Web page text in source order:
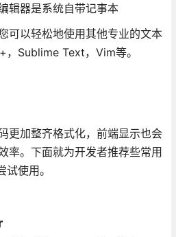
辑器是系统自带记事本
可以轻松地使用其他专业的文本
，Sublime Text，Vim等。
更加整齐格式化，前端显示也会
率。下面就为开发者推荐些常用
试使用。